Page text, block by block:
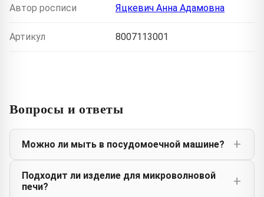
Автор росписи Яцкевич Анна Адамовна
Артикул 8007113001
Вопросы и ответы
Можно ли мыть в посудомоечной машине?
Подходит ли изделие для микроволновой
печи?